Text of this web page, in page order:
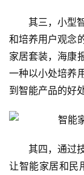
其三，小型
和培养用户观念
家居套装，海康
一种以小处培养
到智能产品的好处
其四，通过
让智能家居和民